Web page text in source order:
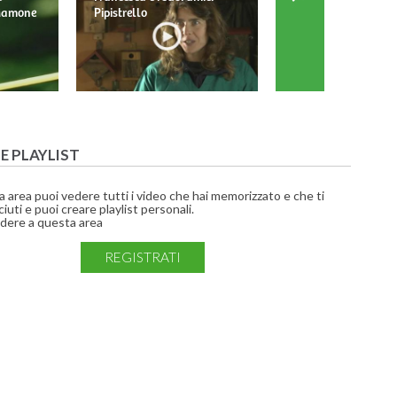
Pipistrello
PLAYLIST
area puoi vedere tutti i video che hai memorizzato e che ti
e puoi creare playlist personali.
a questa area
REGISTRATI